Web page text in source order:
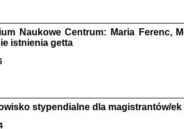
Warszawie
oprac. i
Naukowe Centrum: Maria Ferenc,
istnienia getta
stypendialne dla magistrantów/ek